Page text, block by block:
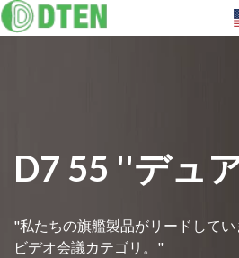
D7 55 ''デュ
"私たちの旗艦製品がリードして
ビデオ会議カテゴリ。"